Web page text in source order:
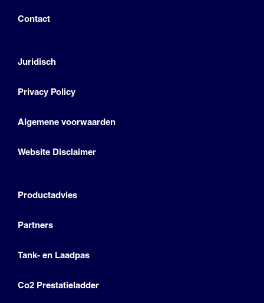
Contact
Juridisch
Privacy Policy
Algemene voorwaarden
Website Disclaimer
Productadvies
Partners
Tank- en Laadpas
Co2 Prestatieladder